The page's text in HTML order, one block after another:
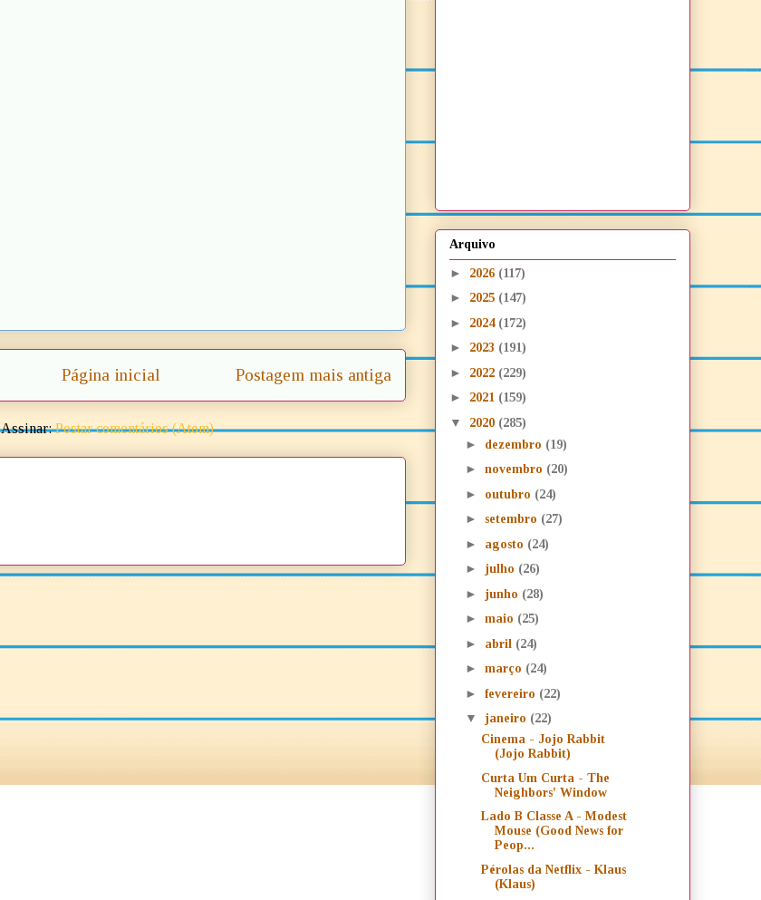
Postagem mais antiga
Página inicial
Assinar:Postar comentários (Atom)
Arquivo
► 2026 (117)
► 2025 (147)
► 2024 (172)
► 2023 (191)
► 2022 (229)
► 2021 (159)
▼ 2020 (285)
► dezembro (19)
► novembro (20)
► outubro (24)
► setembro (27)
► agosto (24)
► julho (26)
► junho (28)
► maio (25)
► abril (24)
► março (24)
► fevereiro (22)
▼ janeiro (22)
Cinema - Jojo Rabbit
(Jojo Rabbit)
Curta Um Curta - The
Neighbors' Window
Lado B Classe A - Modest
Mouse (Good News for
Peop...
Pérolas da Netflix - Klaus
(Klaus)